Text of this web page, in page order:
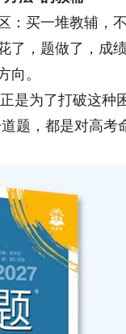
：买一堆教辅，
了，题做了，成
向。
正是为了打破这种
题，都是对高